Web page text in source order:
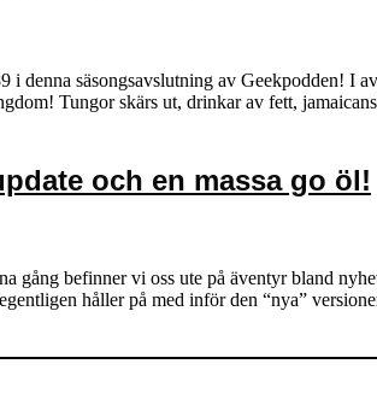
denna säsongsavslutning av Geekpodden! I
Tungor skärs ut, drinkar av fett,
och en massa go öl!
gång befinner vi oss ute på äventyr bland
håller på med inför den “nya”